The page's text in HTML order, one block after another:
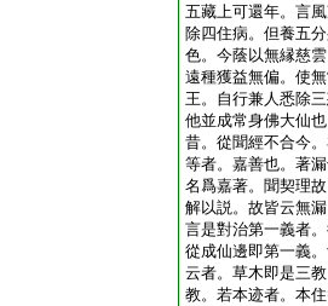
五藏上可還年。言
除四住病。但養五
色。今蔭以無縁慈
遠種獲益無偏。使
王。自行兼人悉除
他並成常身佛大仙
昔。從聞經不合今
等者。嘉善也。著
名爲嘉著。聞契理
解以説。故皆云無
言是對治第一義者
從成仙邊即第一義
云者。草木即是三
教。若本迹者。本